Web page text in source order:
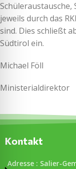
jeweils durch das
sind. Dies schließt
Südtirol ein.
Michael Föll
Ministerialdirektor
Kontakt
Adresse : Salier-